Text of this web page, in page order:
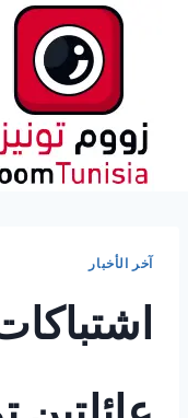
آخر الأخبار